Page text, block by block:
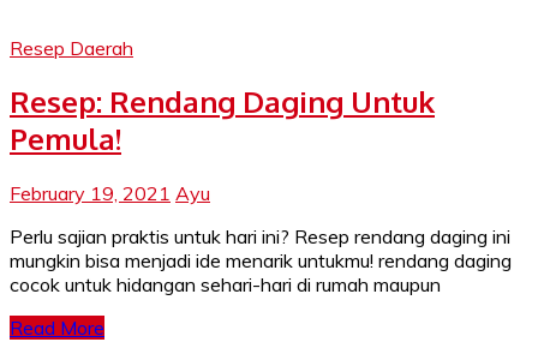
Resep Daerah
Resep: Rendang Daging Untuk
Pemula!
February 19, 2021 Ayu
Perlu sajian praktis untuk hari ini? Resep rendang daging ini
mungkin bisa menjadi ide menarik untukmu! rendang daging
cocok untuk hidangan sehari-hari di rumah maupun
Read More